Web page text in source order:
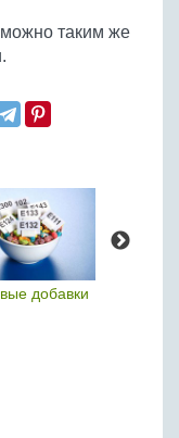
таким же
добавки